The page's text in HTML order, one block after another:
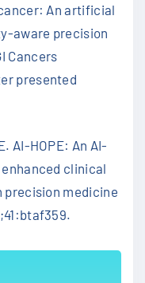
An artificial
aware precision
Cancers
presented
AI-HOPE: An AI-
clinical
precision medicine